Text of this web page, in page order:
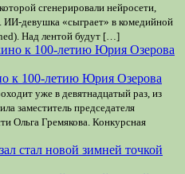
сгенерировали нейросети,
ИИ-девушка «сыграет» в комедийной
Над лентой будут […]
к 100-летию Юрия Озерова
уже в девятнадцатый раз, из
заместитель председателя
Ольга Гремякова. Конкурсная